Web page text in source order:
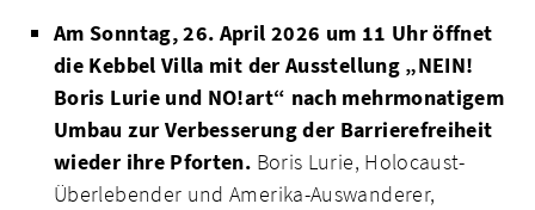
Am Sonntag, 26. April 2026 um 11 Uhröffnet
die Kebbel Villa mit der Ausstellung „NEIN!
Boris Lurie und NO!art“ nach mehrmonatigem
Umbau zur Verbesserung der Barrierefreiheit
wieder ihre Pforten. Boris Lurie, Holocaust-
Überlebender und Amerika-Auswanderer,